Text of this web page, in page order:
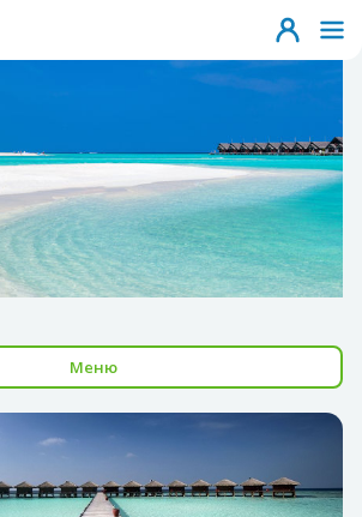
Меню